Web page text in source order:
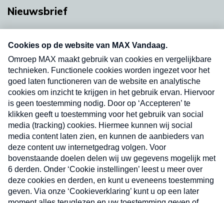
Nieuwsbrief
Neem hier een gratis abonnement op onze
nieuwsbrief. Elke vrijdag- en dinsdagochtend in
uw mailbox.
Verzend
Nieuwsbrief
Neem hier een gratis abonnement op onze